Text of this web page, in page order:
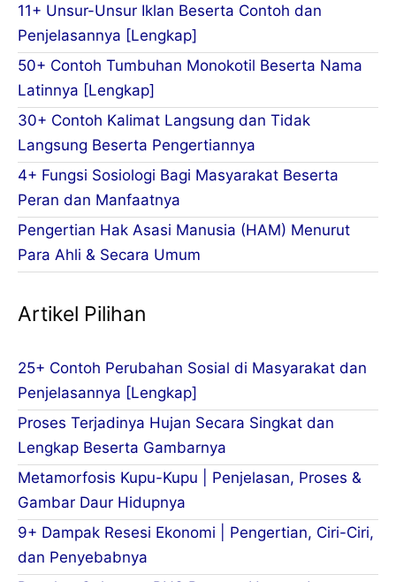
11+ Unsur-Unsur Iklan Beserta Contoh dan
Penjelasannya [Lengkap]
50+ Contoh Tumbuhan Monokotil Beserta Nama
Latinnya [Lengkap]
30+ Contoh Kalimat Langsung dan Tidak
Langsung Beserta Pengertiannya
4+ Fungsi Sosiologi Bagi Masyarakat Beserta
Peran dan Manfaatnya
Pengertian Hak Asasi Manusia (HAM) Menurut
Para Ahli & Secara Umum
Artikel Pilihan
25+ Contoh Perubahan Sosial di Masyarakat dan
Penjelasannya [Lengkap]
Proses Terjadinya Hujan Secara Singkat dan
Lengkap Beserta Gambarnya
Metamorfosis Kupu-Kupu | Penjelasan, Proses &
Gambar Daur Hidupnya
9+ Dampak Resesi Ekonomi | Pengertian, Ciri-Ciri,
dan Penyebabnya